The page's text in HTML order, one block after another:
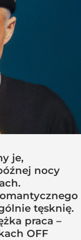
je,
nocy
tęsknię.
praca –
OFF